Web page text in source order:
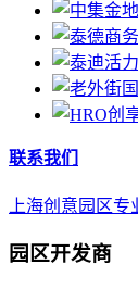
联系我们
上海创意园区
园区开发商